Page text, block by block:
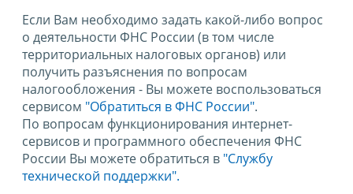
Если Вам необходимо задать какой-либо вопрос
о деятельности ФНС России (в том числе
территориальных налоговых органов) или
получить разъяснения по вопросам
налогообложения - Вы можете воспользоваться
сервисом "Обратиться в ФНС России".
По вопросам функционирования интернет-
сервисов и программного обеспечения ФНС
России Вы можете обратиться в "Службу
технической поддержки".